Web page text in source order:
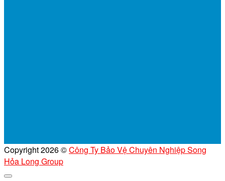
Copyright 2026 ©Công Ty Bảo Vệ Chuyên Nghiệp Song
Hỏa Long Group